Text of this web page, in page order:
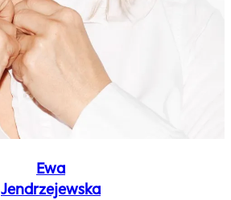
Ewa
Jendrzejewska